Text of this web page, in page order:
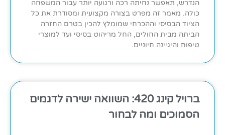
הנדרש, תאפשר נחיתה רכה ורגועה יותר עבור המשפחה
כולה. מאמר זה מפרט בצורה מקצועית ומסודרת את כל
הציוד הבסיסי וההכרחי שמומלץ להכין בטרם החזרה
הביתה מבית החולים, החל מריהוט בסיסי ועד למוצרי
טיפוח והיגיינה חיוניים.
ברויל קינג 420: השוואה ישירה לדגמים
הסמוכים ומה לבחור